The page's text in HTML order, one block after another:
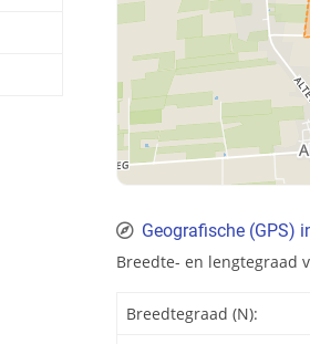
Geografische (GPS)
Breedte- en lengtegraad
Breedtegraad (N):